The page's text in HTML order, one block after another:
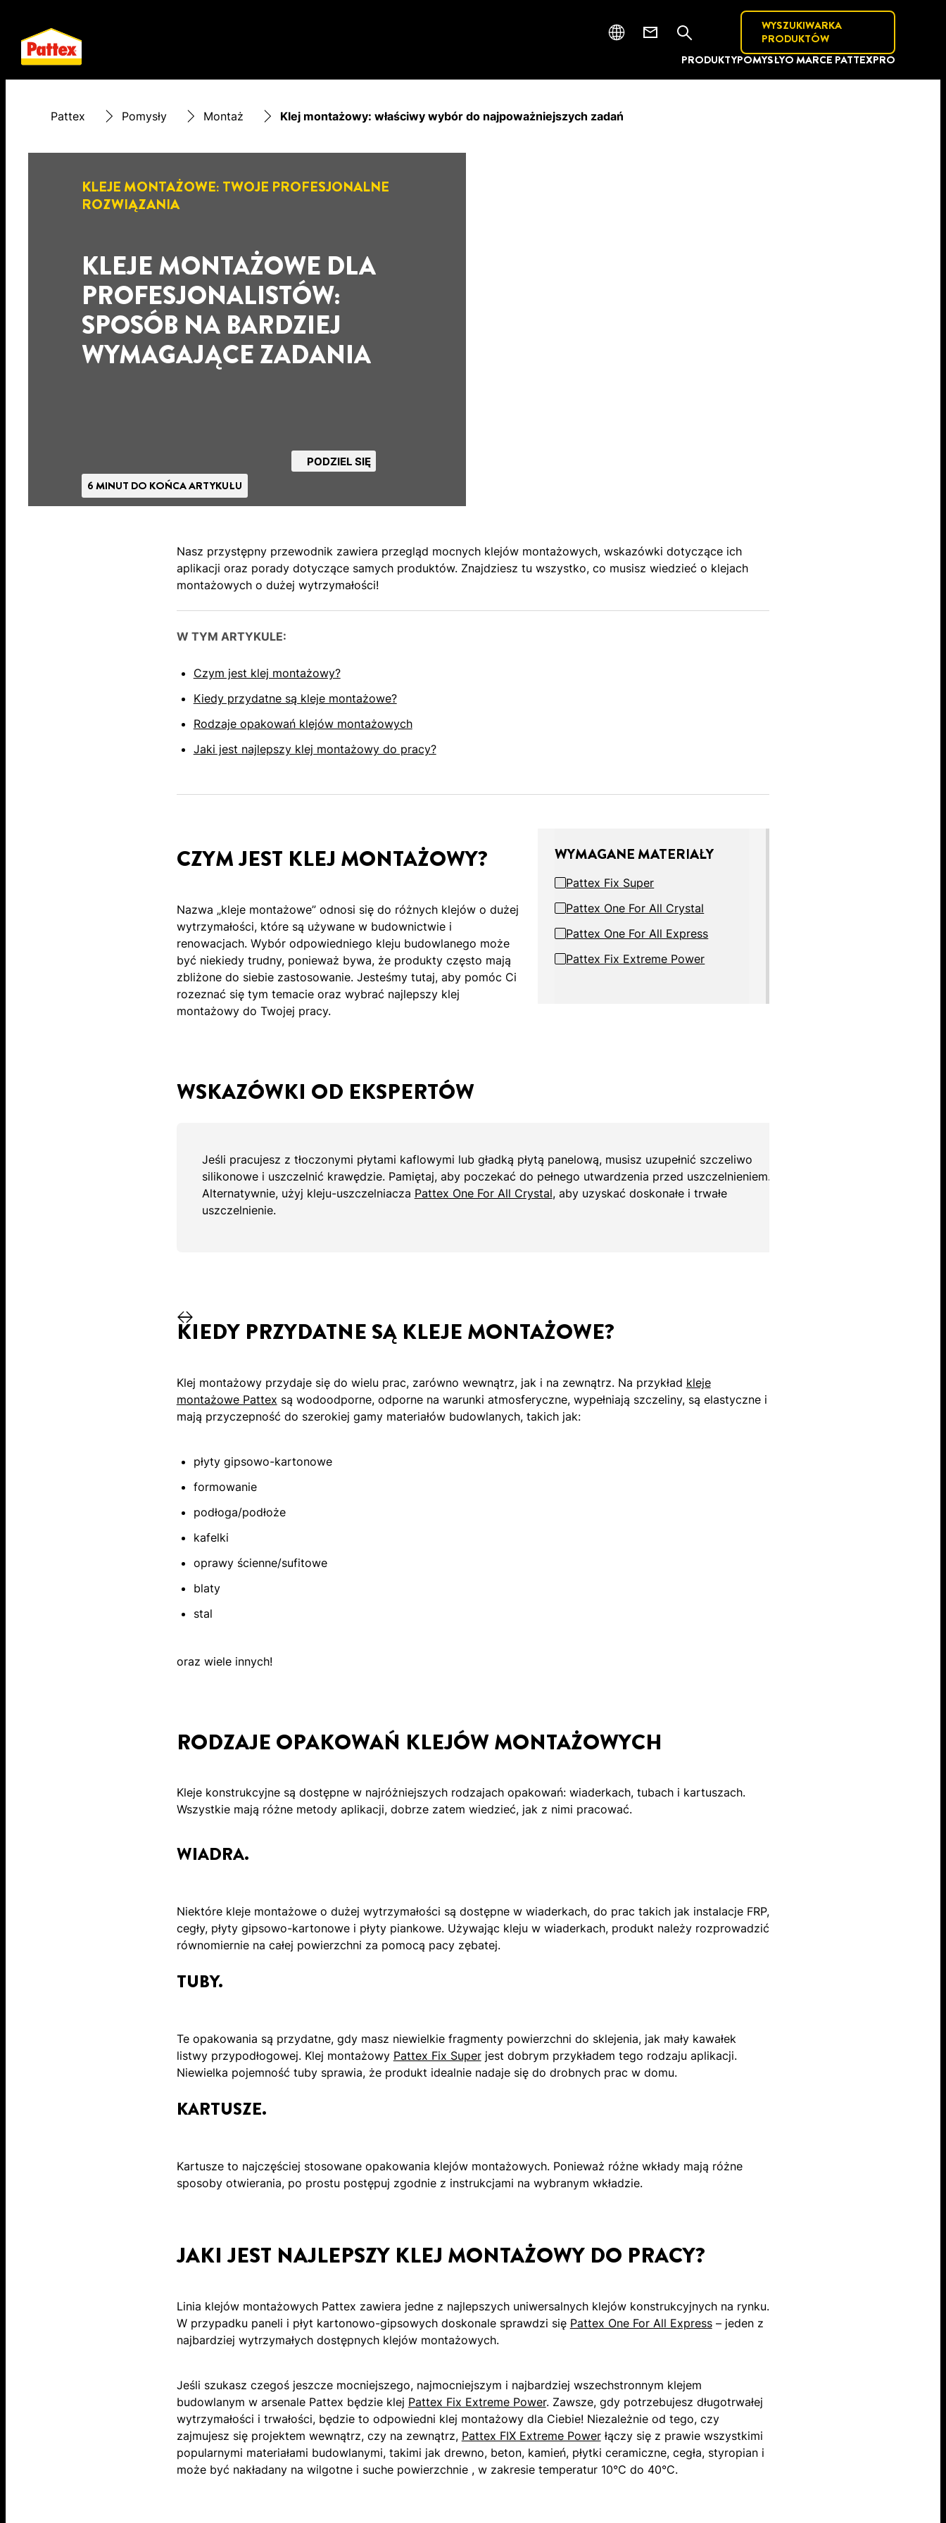
PRODUKTYPOMYSŁYO MARCE PATTEXPRO
WYSZUKIWARKA
PRODUKTÓW
Pattex Pomysły Montaż Klej montażowy: właściwy wybór do najpoważniejszych zadań
KLEJE MONTAŻOWE: TWOJE PROFESJONALNE
ROZWIĄZANIA
KLEJE MONTAŻOWE DLA
PROFESJONALISTÓW:
SPOSÓB NA BARDZIEJ
WYMAGAJĄCE ZADANIA
6 MINUT DO KOŃCA ARTYKUŁU
PODZIEL SIĘ
Nasz przystępny przewodnik zawiera przegląd mocnych klejów montażowych, wskazówki dotyczące ich
aplikacji oraz porady dotyczące samych produktów. Znajdziesz tu wszystko, co musisz wiedzieć o klejach
montażowych o dużej wytrzymałości!
W TYM ARTYKULE:
Czym jest klej montażowy?
Kiedy przydatne są kleje montażowe?
Rodzaje opakowań klejów montażowych
Jaki jest najlepszy klej montażowy do pracy?
CZYM JEST KLEJ MONTAŻOWY?
Nazwa „kleje montażowe” odnosi się do różnych klejów o dużej
wytrzymałości, które są używane w budownictwie i
renowacjach. Wybór odpowiedniego kleju budowlanego może
być niekiedy trudny, ponieważ bywa, że produkty często mają
zbliżone do siebie zastosowanie. Jesteśmy tutaj, aby pomóc Ci
rozeznać się tym temacie oraz wybrać najlepszy klej
montażowy do Twojej pracy.
WYMAGANE MATERIAŁY
Pattex Fix Super
Pattex One For All Crystal
Pattex One For All Express
Pattex Fix Extreme Power
WSKAZÓWKI OD EKSPERTÓW
Jeśli pracujesz z tłoczonymi płytami kaflowymi lub gładką płytą panelową, musisz uzupełnić szczeliwo
silikonowe i uszczelnić krawędzie. Pamiętaj, aby poczekać do pełnego utwardzenia przed uszczelnieniem.
Alternatywnie, użyj kleju-uszczelniacza Pattex One For All Crystal, aby uzyskać doskonałe i trwałe
uszczelnienie.
KIEDY PRZYDATNE SĄ KLEJE MONTAŻOWE?
Klej montażowy przydaje się do wielu prac, zarówno wewnątrz, jak i na zewnątrz. Na przykład kleje
montażowe Pattex są wodoodporne, odporne na warunki atmosferyczne, wypełniają szczeliny, są elastyczne i
mają przyczepność do szerokiej gamy materiałów budowlanych, takich jak:
płyty gipsowo-kartonowe
formowanie
podłoga/podłoże
kafelki
oprawy ścienne/sufitowe
blaty
stal
oraz wiele innych!
RODZAJE OPAKOWAŃ KLEJÓW MONTAŻOWYCH
Kleje konstrukcyjne są dostępne w najróżniejszych rodzajach opakowań: wiaderkach, tubach i kartuszach.
Wszystkie mają różne metody aplikacji, dobrze zatem wiedzieć, jak z nimi pracować.
WIADRA.
Niektóre kleje montażowe o dużej wytrzymałości są dostępne w wiaderkach, do prac takich jak instalacje FRP,
cegły, płyty gipsowo-kartonowe i płyty piankowe. Używając kleju w wiaderkach, produkt należy rozprowadzić
równomiernie na całej powierzchni za pomocą pacy zębatej.
TUBY.
Te opakowania są przydatne, gdy masz niewielkie fragmenty powierzchni do sklejenia, jak mały kawałek
listwy przypodłogowej. Klej montażowy Pattex Fix Superjest dobrym przykładem tego rodzaju aplikacji.
Niewielka pojemność tuby sprawia, że produkt idealnie nadaje się do drobnych prac w domu.
KARTUSZE.
Kartusze to najczęściej stosowane opakowania klejów montażowych. Ponieważ różne wkłady mają różne
sposoby otwierania, po prostu postępuj zgodnie z instrukcjami na wybranym wkładzie.
JAKI JEST NAJLEPSZY KLEJ MONTAŻOWY DO PRACY?
Linia klejów montażowych Pattex zawiera jedne z najlepszych uniwersalnych klejów konstrukcyjnych na rynku.
W przypadku paneli i płyt kartonowo-gipsowych doskonale sprawdzi się Pattex One For All Express– jeden z
najbardziej wytrzymałych dostępnych klejów montażowych.
Jeśli szukasz czegoś jeszcze mocniejszego, najmocniejszym i najbardziej wszechstronnym klejem
budowlanym w arsenale Pattex będzie klej Pattex Fix Extreme Power. Zawsze, gdy potrzebujesz długotrwałej
wytrzymałości i trwałości, będzie to odpowiedni klej montażowy dla Ciebie! Niezależnie od tego, czy
zajmujesz się projektem wewnątrz, czy na zewnątrz, Pattex FIX Extreme Powerłączy się z prawie wszystkimi
popularnymi materiałami budowlanymi, takimi jak drewno, beton, kamień, płytki ceramiczne, cegła, styropian i
może być nakładany na wilgotne i suche powierzchnie , w zakresie temperatur 10°C do 40°C.